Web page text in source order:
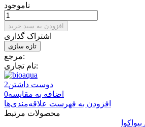
ناموجود
افزودن به سبد خرید
اشتراک گذاری
مرجع:
نام تجاری:
دوست داشتن2
اضافه به مقایسه0
افزودن به فهرست علاقه‌مندی‌ها
محصولات مرتبط